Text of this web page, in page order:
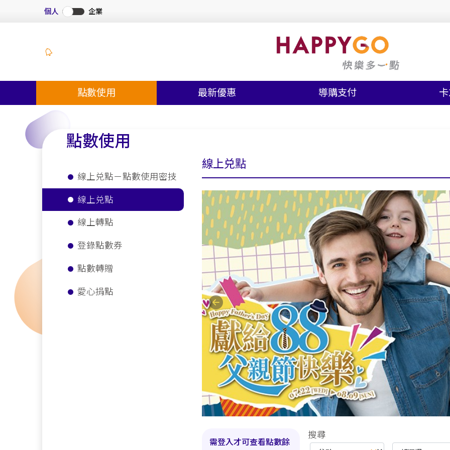
個人 企業
點數使用 最新優惠 導購支付
點數使用
線上兑點－點數使用密技
線上兑點
線上轉點
登錄點數券
點數轉贈
愛心捐點
線上兑點
Previous
需登入才可查看點數餘
搜尋